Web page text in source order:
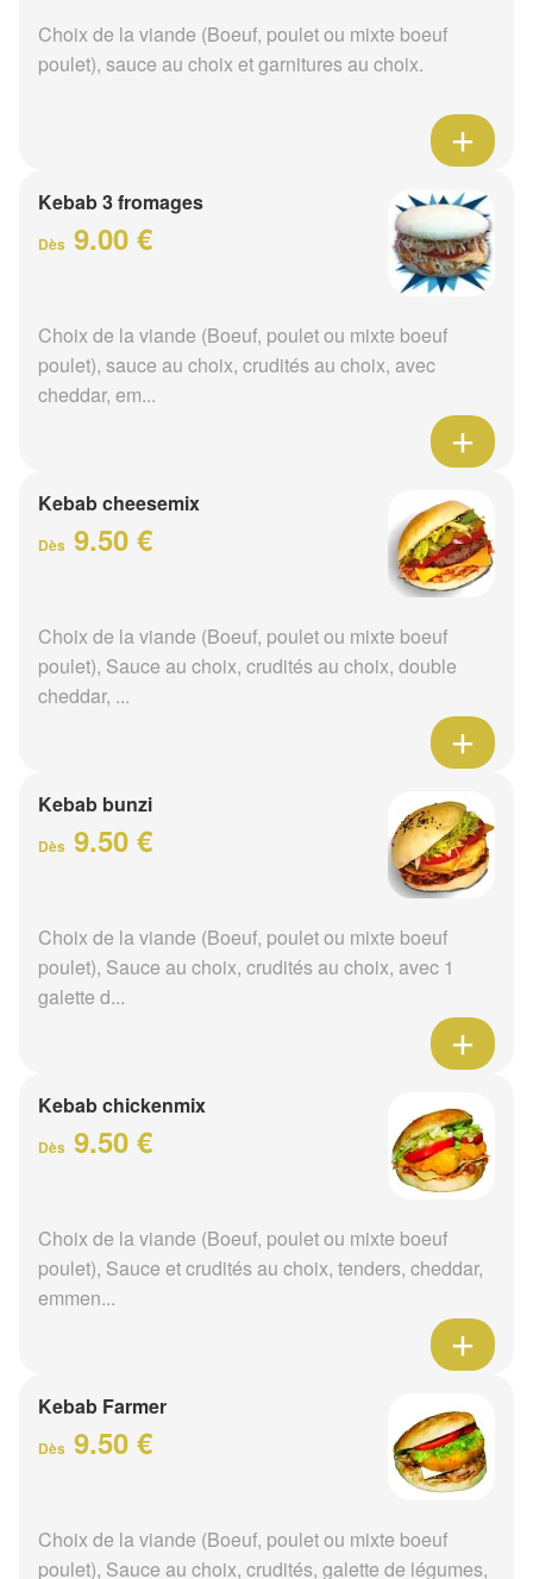
Choix de la viande (Boeuf, poulet ou mixte boeuf
poulet), sauce au choix et garnitures au choix.
Kebab 3 fromages
Dès 9.00 €
Choix de la viande (Boeuf, poulet ou mixte boeuf
poulet), sauce au choix, crudités au choix, avec
cheddar, em...
Kebab cheesemix
Dès 9.50 €
Choix de la viande (Boeuf, poulet ou mixte boeuf
poulet), Sauce au choix, crudités au choix, double
cheddar, ...
Kebab bunzi
Dès 9.50 €
Choix de la viande (Boeuf, poulet ou mixte boeuf
poulet), Sauce au choix, crudités au choix, avec 1
galette d...
Kebab chickenmix
Dès 9.50 €
Choix de la viande (Boeuf, poulet ou mixte boeuf
poulet), Sauce et crudités au choix, tenders, cheddar,
emmen...
Kebab Farmer
Dès 9.50 €
Choix de la viande (Boeuf, poulet ou mixte boeuf
poulet), Sauce au choix, crudités, galette de légumes,